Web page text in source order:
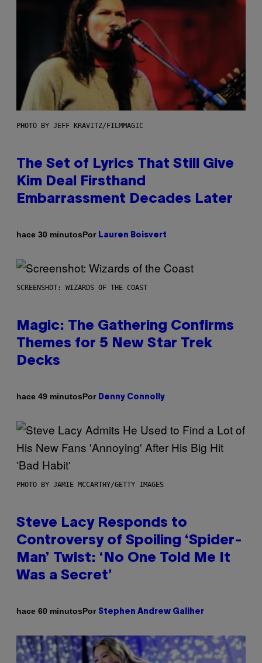
PHOTO BY JEFF KRAVITZ/FILMMAGIC
The Set of Lyrics That Still Give
Kim Deal Firsthand
Embarrassment Decades Later
hace 30 minutosPor Lauren Boisvert
SCREENSHOT: WIZARDS OF THE COAST
Magic: The Gathering Confirms
Themes for 5 New Star Trek
Decks
hace 49 minutosPor Denny Connolly
PHOTO BY JAMIE MCCARTHY/GETTY IMAGES
Steve Lacy Responds to
Controversy of Spoiling ‘Spider-
Man’ Twist: ‘No One Told Me It
Was a Secret’
hace 60 minutosPor Stephen Andrew Galiher